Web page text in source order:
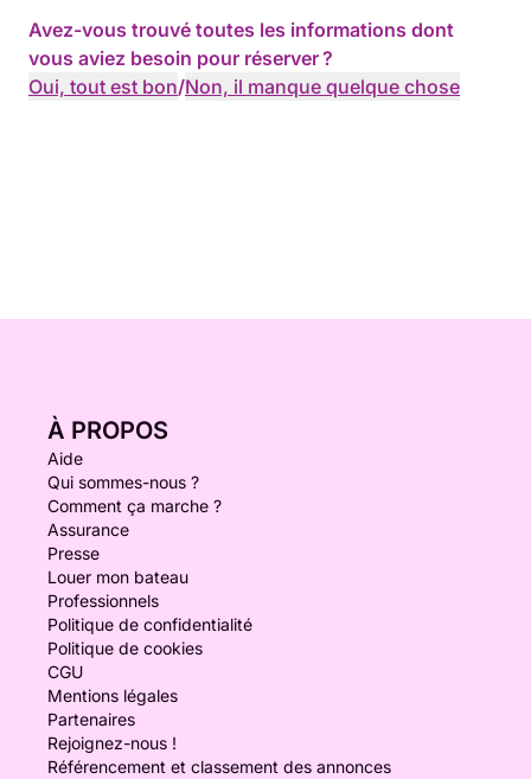
Avez-vous trouvé toutes les informations dont
vous aviez besoin pour réserver ?
Oui, tout est bon/Non, il manque quelque chose
À PROPOS
Aide
Qui sommes-nous ?
Comment ça marche ?
Assurance
Presse
Louer mon bateau
Professionnels
Politique de confidentialité
Politique de cookies
CGU
Mentions légales
Partenaires
Rejoignez-nous !
Référencement et classement des annonces